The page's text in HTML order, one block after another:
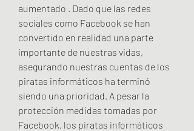
aumentado . Dado que las redes
sociales como Facebook se han
convertido en realidad una parte
importante de nuestras vidas,
asegurando nuestras cuentas de los
piratas informáticos ha terminó
siendo una prioridad. A pesar la
protección medidas tomadas por
Facebook, los piratas informáticos